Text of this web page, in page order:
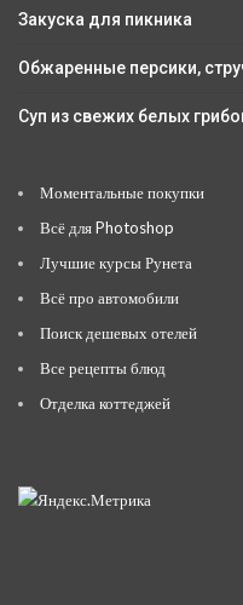
Закуска для пикника
Обжаренные персики,
Суп из свежих белых
Моментальные покупки
Всё для Photoshop
Лучшие курсы Рунета
Всё про автомобили
Поиск дешевых отелей
Все рецепты блюд
Отделка коттеджей